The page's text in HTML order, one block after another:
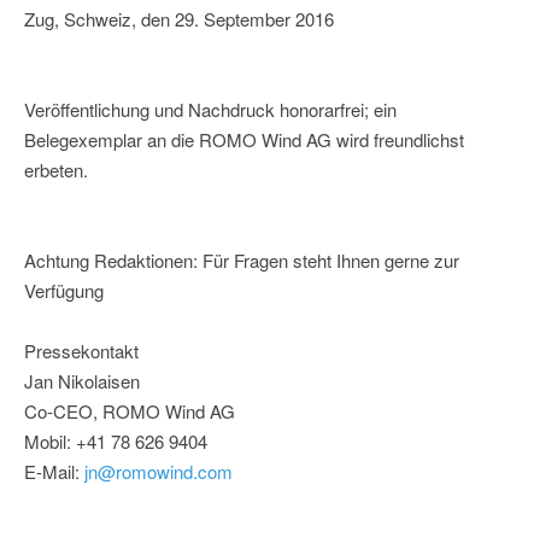
Zug, Schweiz, den 29. September 2016
Veröffentlichung und Nachdruck honorarfrei; ein
Belegexemplar an die ROMO Wind AG wird freundlichst
erbeten.
Achtung Redaktionen: Für Fragen steht Ihnen gerne zur
Verfügung
Pressekontakt
Jan Nikolaisen
Co-CEO, ROMO Wind AG
Mobil: +41 78 626 9404
E-Mail: jn@romowind.com